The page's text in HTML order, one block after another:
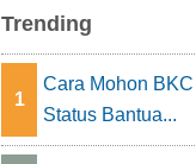
Trending
1
Cara Mohon
Status Bantua...